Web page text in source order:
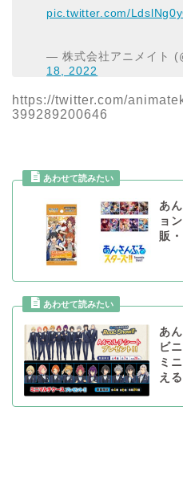
pic.twitter.com/
— 株式会社アニメイト
18, 2022
https://twitter.com/
399289200646
あ
ョ
販
あ
ビ
ミ
え